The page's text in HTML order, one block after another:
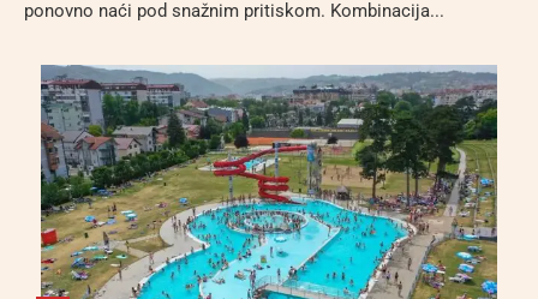
ponovno naći pod snažnim pritiskom. Kombinacija...